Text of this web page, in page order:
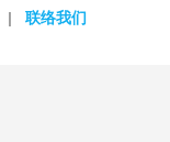
联络我们